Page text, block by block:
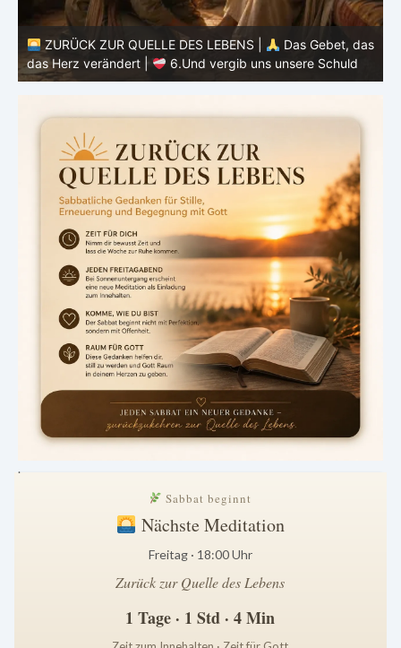
QUELLE DES LEBENS |
Das Gebet, das
|
6.Und vergib uns unsere Schuld
ZURÜCK ZUR
das Herz
heute
.
Sabbat beginnt
Nächste Meditation
Freitag · 18:00 Uhr
Zurück zur Quelle des Lebens
1 Tage · 1 Std · 4 Min